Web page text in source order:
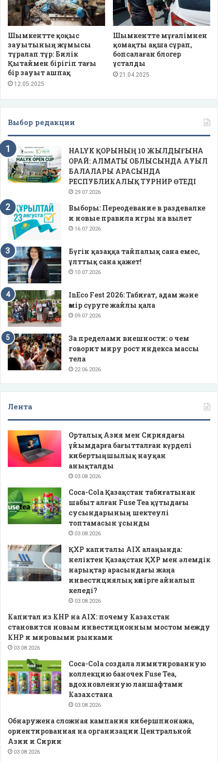
Шымкентте қоқыс
зауытының жұмысы
тұралап тұр: Билік
Қытаймен бірігіп тағы
бір зауыт ашпақ
12.05.2025
Шымкентте мұғалімнен
қомақты ақша сұрап,
бопсалаған блогер
ұсталды
21.04.2025
Выбор редакции
HALYK ҚОРЫНЫҢ 10 ЖЫЛДЫҒЫНА
ОРАЙ: АЛМАТЫ ОБЛЫСЫНДА АУЫЛ
БАЛАЛАРЫ АРАСЫНДА
РЕСПУБЛИКАЛЫҚ ТУРНИР ӨТЕДІ
29.07.2026
Выборы: Переодевание в раздевалке
и новые правила игры на вылет
16.07.2026
Бүгін қазаққа тайпалық сана емес,
ұлттық сана қажет!
10.07.2026
InEco Fest 2026: Табиғат, адам және
өмір сүруге жайлы қала
09.07.2026
За пределами внешности: о чем
говорит миру рост индекса массы
тела
22.06.2026
Лента
Орталық Азия мен Сириядағы
ұйымдарға бағытталған күрделі
кибертыңшылық науқан
анықталды
03.08.2026
Coca-Cola Қазақстан табиғатынан
шабыт алған Fuse Tea құтыдағы
сусындарының шектеулі
топтамасын ұсынды
03.08.2026
ҚХР капиталы AIX алаңында:
неліктен Қазақстан ҚХР мен әлемдік
нарықтар арасындағы жаңа
инвестициялық көпірге айналып
келеді?
03.08.2026
Капитал из КНР на AIX: почему Казахстан
становится новым инвестиционным мостом между
КНР и мировыми рынками
03.08.2026
Coca-Cola создала лимитированную
коллекцию баночек Fuse Tea,
вдохновленную ланшафтами
Казахстана
03.08.2026
Обнаружена сложная кампания кибершпионажа,
ориентированная на организации Центральной
Азии и Сирии
03.08.2026